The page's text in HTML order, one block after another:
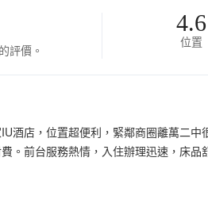
評價。
4.6
位置
酒店，位置超便利，緊鄰商圈離萬二
。前台服務熱情，入住辦理迅速，床